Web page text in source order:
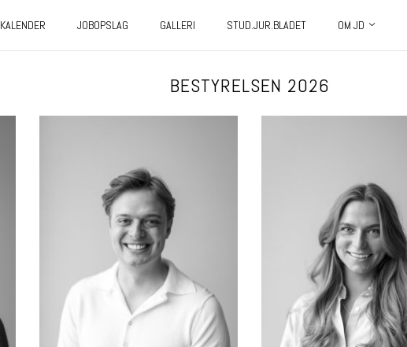
KALENDER JOBOPSLAG GALLERI STUD.JUR.BLADET OM JD
BESTYRELSEN 2026